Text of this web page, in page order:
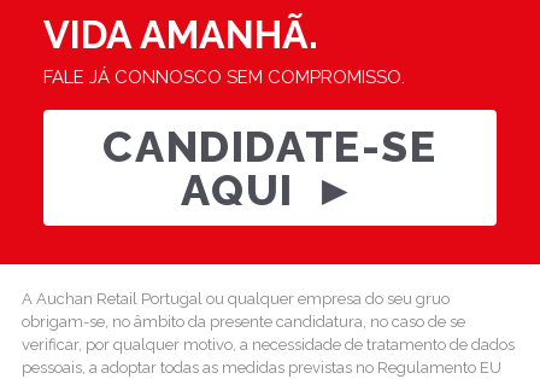
VIDA AMANHÃ.
FALE JÁ CONNOSCO SEM COMPROMISSO.
CANDIDATE-SE
AQUI
A Auchan Retail Portugal ou qualquer empresa do seu gruo
obrigam-se, no âmbito da presente candidatura, no caso de se
verificar, por qualquer motivo, a necessidade de tratamento de dados
pessoais, a adoptar todas as medidas previstas no Regulamento EU